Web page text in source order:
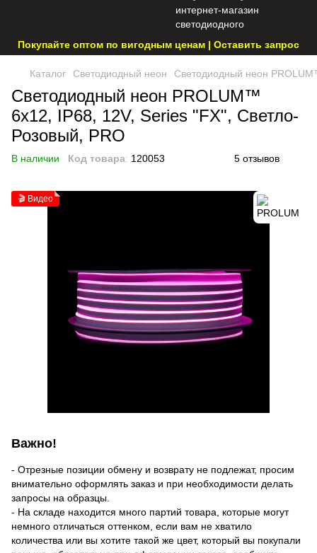
Покупайте оптом по вигодным ценам | Оставить запрос
Каталог Светодиодный неон Светодиодный неон
Светодиодный неон PROLUM™
6x12, IP68, 12V, Series "FX", Светло-
Розовый, PRO
В наличии Код товара: 120053 5 отзывов
🎬 Видео
Важно!
- Отрезные позиции обмену и возврату не подлежат, просим
внимательно оформлять заказ и при необходимости делать
запросы на образцы.
- На складе находится много партий товара, которые могут
немного отличаться оттенком, если вам не хватило
количества или вы хотите такой же цвет, который вы покупали